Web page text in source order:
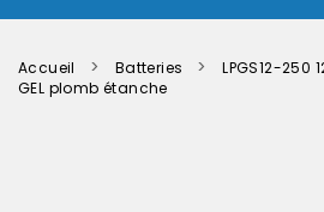
Accueil Batteries
LPGS12-250
GEL plomb étanche